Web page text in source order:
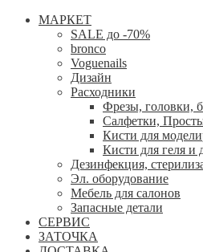
МАРКЕТ
SALE до -70%
bronco
Voguenails
Дизайн
Расходники
Фрезы, головки,
Салфетки,
Кисти для
Кисти для геля и
Дезинфекция,
Эл. оборудование
Мебель для салонов
Запасные детали
СЕРВИС
ЗАТОЧКА